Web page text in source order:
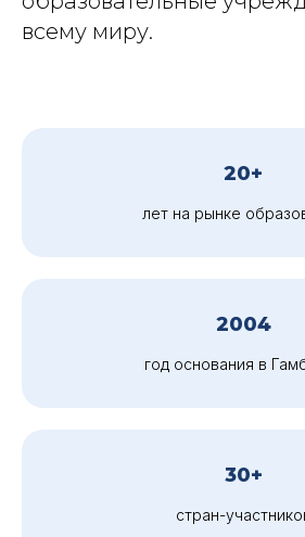
всему миру.
20+
лет на рынке
2004
год основания в
30+
стран-